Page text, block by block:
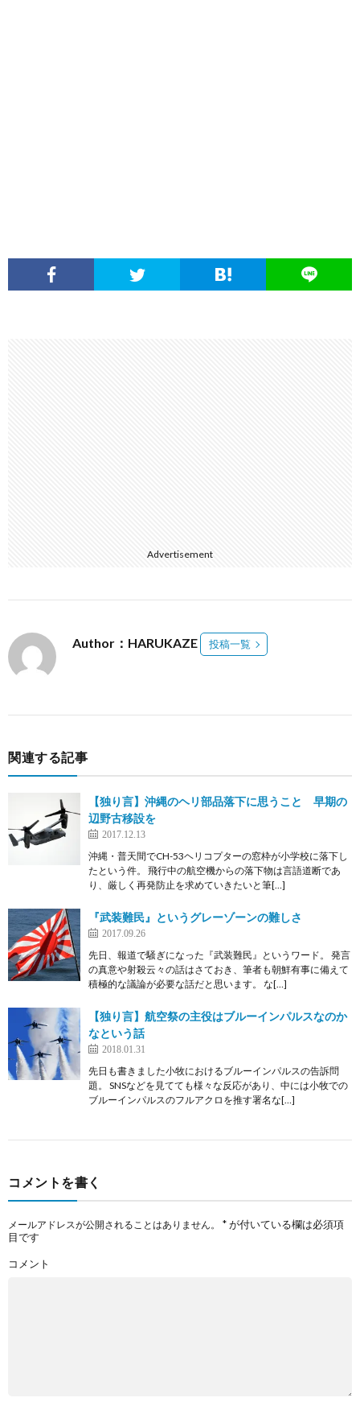
Advertisement
Author：HARUKAZE 投稿一覧
関連する記事
【独り言】沖縄のヘリ部品落下に思うこと 早期の
辺野古移設を
2017.12.13
沖縄・普天間でCH-53ヘリコプターの窓枠が小学校に落下し
たという件。 飛行中の航空機からの落下物は言語道断であ
り、厳しく再発防止を求めていきたいと筆[…]
『武装難民』というグレーゾーンの難しさ
2017.09.26
先日、報道で騒ぎになった『武装難民』というワード。 発言
の真意や射殺云々の話はさておき、筆者も朝鮮有事に備えて
積極的な議論が必要な話だと思います。 な[…]
【独り言】航空祭の主役はブルーインパルスなのか
なという話
2018.01.31
先日も書きました小牧におけるブルーインパルスの告訴問
題。 SNSなどを見てても様々な反応があり、中には小牧での
ブルーインパルスのフルアクロを推す署名な[…]
コメントを書く
メールアドレスが公開されることはありません。 *が付いている欄は必須項
目です
コメント